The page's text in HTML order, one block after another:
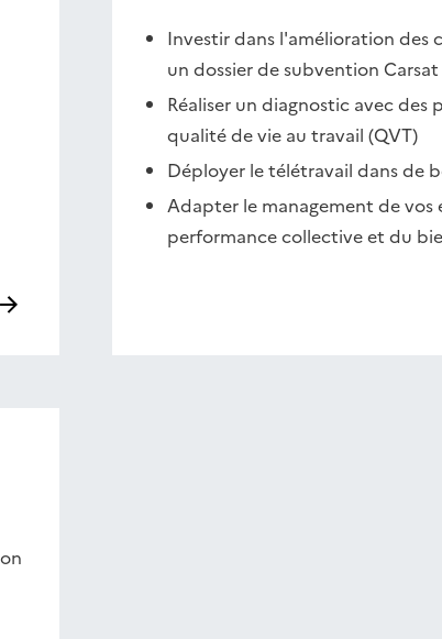
Investir dans l'amélioration
un dossier de subvention Carsat
Réaliser un diagnostic avec des
qualité de vie au travail (QVT)
Déployer le télétravail dans de
Adapter le management de
performance collective et du